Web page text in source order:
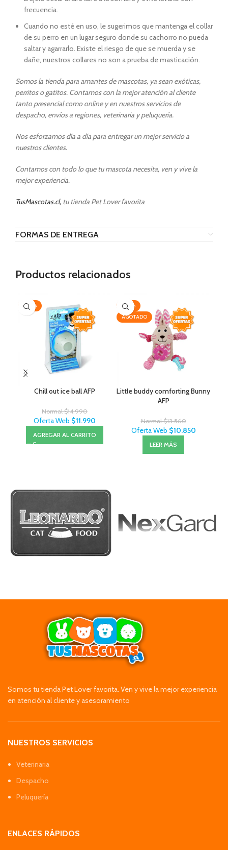
frecuencia.
Cuando no esté en uso, le sugerimos que mantenga el collar
de su perro en un lugar seguro donde su cachorro no pueda
saltar y agarrarlo. Existe el riesgo de que se muerda y se
dañe, nuestros collares no son a prueba de masticación.
Somos la tienda para amantes de mascotas, ya sean exóticas,
perritos o gatitos. Contamos con la mejor atención al cliente
tanto presencial como online y en nuestros servicios de
despacho, envíos a regiones, veterinaria y peluquería.
Nos esforzamos día a día para entregar un mejor servicio a
nuestros clientes.
Contamos con todo lo que tu mascota necesita, ven y vive la
mejor experiencia.
TusMascotas.cl, tu tienda Pet Lover favorita
FORMAS DE ENTREGA
Productos relacionados
-20%
Chill out ice ball AFP
Normal$14.990
Oferta Web $11.990
AGREGAR AL CARRITO
-20%
AGOTADO
Little buddy comforting Bunny
AFP
Normal$13.560
Oferta Web $10.850
LEER MÁS
Somos tu tienda Pet Lover favorita. Ven y vive la mejor experiencia
en atención al cliente y asesoramiento
NUESTROS SERVICIOS
Veterinaria
Despacho
Peluquería
ENLACES RÁPIDOS